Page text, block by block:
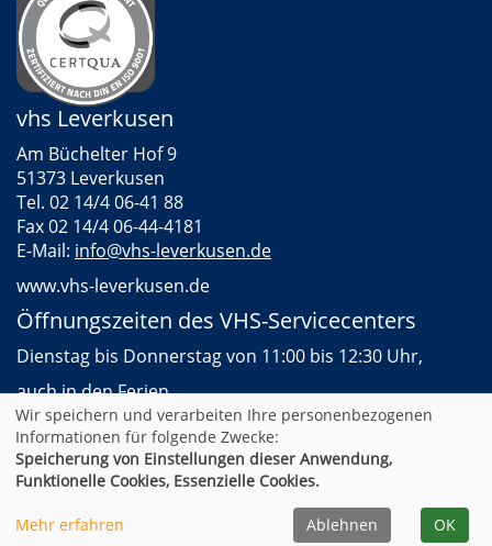
vhs Leverkusen
Am Büchelter Hof 9
51373 Leverkusen
Tel. 02 14/4 06-41 88
Fax 02 14/4 06-44-4181
E-Mail: info@vhs-leverkusen.de
www.vhs-leverkusen.de
Öffnungszeiten des VHS-Servicecenters
Dienstag bis Donnerstag von 11:00 bis 12:30 Uhr,
auch in den Ferien
AGB Impressum Datenschutz Widerruf
Cookie Einstellungen
Wir speichern und verarbeiten Ihre personenbezogenen
Informationen für folgende Zwecke:
Speicherung von Einstellungen dieser Anwendung,
Funktionelle Cookies, Essenzielle Cookies.
Mehr erfahren Ablehnen OK